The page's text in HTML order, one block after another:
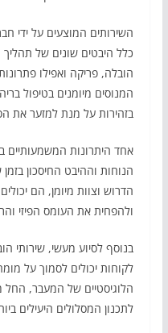
השירותים המוצעים על ידי
כלל היבטים שונים של
הובלה, פריקה ואפילו
המנוסים מיומנים בטיפול
בזהירות על מנת למזער את
אחד היתרונות המשמעותיים
הנוחות וההיבט החיסכון
הדרוש וצוות מיומן, הם
ולהפחית את העומס הפיזי
בנוסף לסיוע מעשי, שירותי
לקוחות יכולים לסמוך על
הלוגיסטיים של המעבר,
לתכנון המסלולים היעילים